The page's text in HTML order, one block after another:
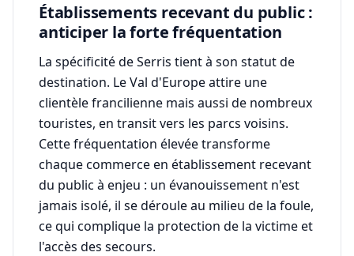
Établissements recevant du public :
anticiper la forte fréquentation
La spécificité de Serris tient à son statut de
destination. Le Val d'Europe attire une
clientèle francilienne mais aussi de nombreux
touristes, en transit vers les parcs voisins.
Cette fréquentation élevée transforme
chaque commerce en établissement recevant
du public à enjeu : un évanouissement n'est
jamais isolé, il se déroule au milieu de la foule,
ce qui complique la protection de la victime et
l'accès des secours.